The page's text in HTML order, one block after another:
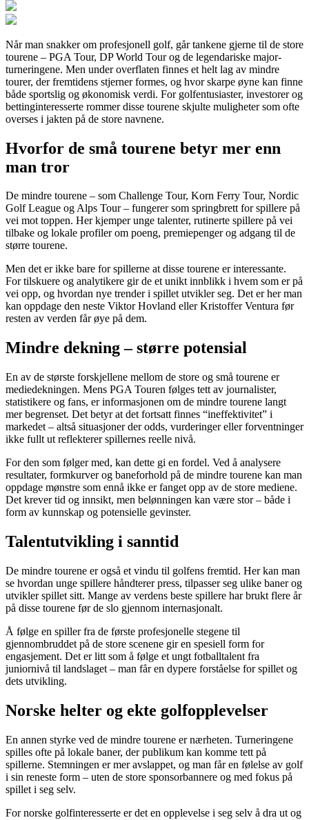
Når man snakker om profesjonell golf, går tankene gjerne til de store
tourene – PGA Tour, DP World Tour og de legendariske major-
turneringene. Men under overflaten finnes et helt lag av mindre
tourer, der fremtidens stjerner formes, og hvor skarpe øyne kan finne
både sportslig og økonomisk verdi. For golfentusiaster, investorer og
bettinginteresserte rommer disse tourene skjulte muligheter som ofte
overses i jakten på de store navnene.
Hvorfor de små tourene betyr mer enn
man tror
De mindre tourene – som Challenge Tour, Korn Ferry Tour, Nordic
Golf League og Alps Tour – fungerer som springbrett for spillere på
vei mot toppen. Her kjemper unge talenter, rutinerte spillere på vei
tilbake og lokale profiler om poeng, premiepenger og adgang til de
større tourene.
Men det er ikke bare for spillerne at disse tourene er interessante.
For tilskuere og analytikere gir de et unikt innblikk i hvem som er på
vei opp, og hvordan nye trender i spillet utvikler seg. Det er her man
kan oppdage den neste Viktor Hovland eller Kristoffer Ventura før
resten av verden får øye på dem.
Mindre dekning – større potensial
En av de største forskjellene mellom de store og små tourene er
mediedekningen. Mens PGA Touren følges tett av journalister,
statistikere og fans, er informasjonen om de mindre tourene langt
mer begrenset. Det betyr at det fortsatt finnes “ineffektivitet” i
markedet – altså situasjoner der odds, vurderinger eller forventninger
ikke fullt ut reflekterer spillernes reelle nivå.
For den som følger med, kan dette gi en fordel. Ved å analysere
resultater, formkurver og baneforhold på de mindre tourene kan man
oppdage mønstre som ennå ikke er fanget opp av de store mediene.
Det krever tid og innsikt, men belønningen kan være stor – både i
form av kunnskap og potensielle gevinster.
Talentutvikling i sanntid
De mindre tourene er også et vindu til golfens fremtid. Her kan man
se hvordan unge spillere håndterer press, tilpasser seg ulike baner og
utvikler spillet sitt. Mange av verdens beste spillere har brukt flere år
på disse tourene før de slo gjennom internasjonalt.
Å følge en spiller fra de første profesjonelle stegene til
gjennombruddet på de store scenene gir en spesiell form for
engasjement. Det er litt som å følge et ungt fotballtalent fra
juniornivå til landslaget – man får en dypere forståelse for spillet og
dets utvikling.
Norske helter og ekte golfopplevelser
En annen styrke ved de mindre tourene er nærheten. Turneringene
spilles ofte på lokale baner, der publikum kan komme tett på
spillerne. Stemningen er mer avslappet, og man får en følelse av golf
i sin reneste form – uten de store sponsorbannere og med fokus på
spillet i seg selv.
For norske golfinteresserte er det en opplevelse i seg selv å dra ut og